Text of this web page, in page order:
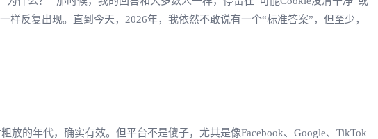
反复出现。直到今天，2026年，我依然不敢说有一个“标准答案”，但至少，
的年代，确实有效。但平台不是傻子，尤其是像Facebook、Google、TikTok